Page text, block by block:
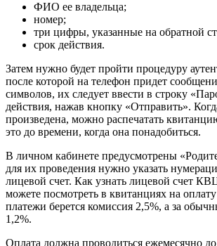
ФИО ее владельца;
номер;
три цифры, указанные на обратной
срок действия.
Затем нужно будет пройти процедуру
после которой на телефон придет
символов, их следует ввести в строку
действия, нажав кнопку «Отправить».
произведена, можно распечатать
это до времени, когда она понадобиться.
В личном кабинете предусмотрены
для их проведения нужно указать
лицевой счет. Как узнать лицевой счет
можете посмотреть в квитанциях на
платежи берется комиссия 2,5%, а за
1,2%.
Оплата должна проводиться ежемесячно